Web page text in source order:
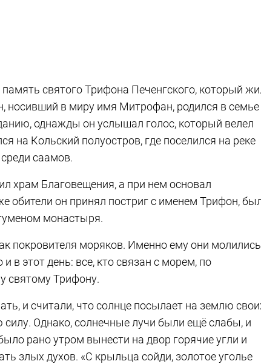
святого Трифона Печенгского, который
носивший в миру имя Митрофан, родился в семье
однажды он услышал голос, который велел
на Кольский полуостров, где поселился на реке
саамов.
храм Благовещения, а при нем основал
обители он принял постриг с именем Трифон,
монастыря.
покровителя моряков. Именно ему они молились
в этот день: все, кто связан с морем, по
святому Трифону.
и считали, что солнце посылает на землю
Однако, солнечные лучи были ещё слабы, и
рано утром вынести на двор горячие угли и
злых духов. «С крыльца сойди, золотое уголье